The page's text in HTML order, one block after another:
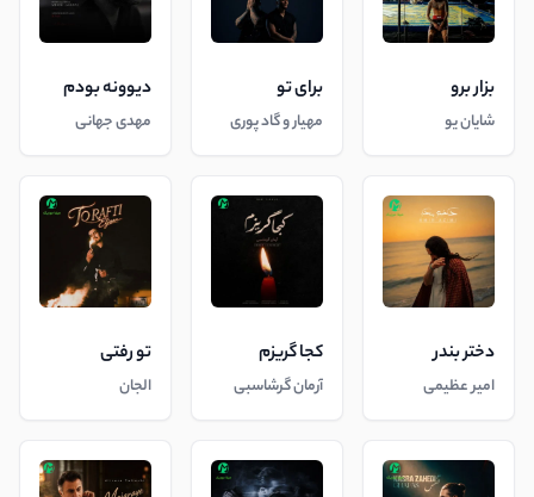
بزار برو
شایان یو
برای تو
مهیار و گاد پوری
دیوونه بودم
مهدی جهانی
دختر بندر
امیر عظیمی
کجا گریزم
آرمان گرشاسبی
تو رفتی
الجان